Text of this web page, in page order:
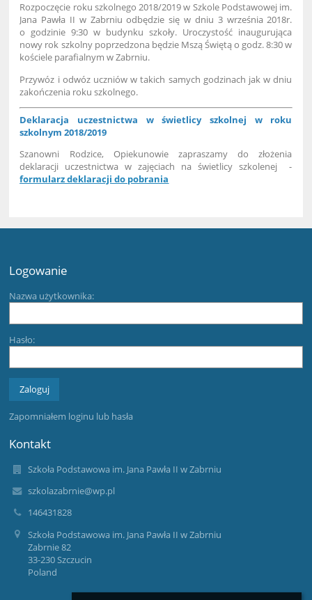
Rozpoczęcie roku szkolnego 2018/2019 w Szkole Podstawowej im.
Jana Pawła II w Zabrniu odbędzie się w dniu 3 września 2018r.
o godzinie 9:30 w budynku szkoły. Uroczystość inaugurująca
nowy rok szkolny poprzedzona będzie Mszą Świętą o godz. 8:30 w
kościele parafialnym w Zabrniu.
Przywóz i odwóz uczniów w takich samych godzinach jak w dniu
zakończenia roku szkolnego.
Deklaracja uczestnictwa w świetlicy szkolnej w roku
szkolnym 2018/2019
Szanowni Rodzice, Opiekunowie zapraszamy do złożenia
deklaracji uczestnictwa w zajęciach na świetlicy szkolenej -
formularz deklaracji do pobrania
Logowanie
Nazwa użytkownika:
Hasło:
Zapomniałem loginu lub hasła
Kontakt
Szkoła Podstawowa im. Jana Pawła II w Zabrniu
szkolazabrnie@wp.pl
146431828
Szkoła Podstawowa im. Jana Pawła II w Zabrniu
Zabrnie 82
33-230 Szczucin
Poland